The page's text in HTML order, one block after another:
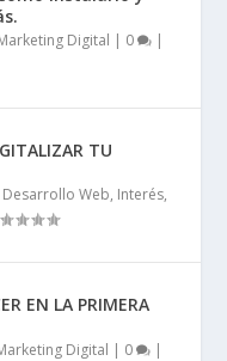
Digital | 0 |
TU
Desarrollo Web, Interés,
EN LA PRIMERA
Digital | 0 |